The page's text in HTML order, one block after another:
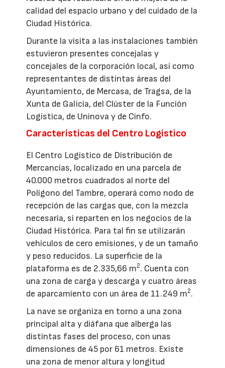
calidad del espacio urbano y del cuidado de la
Ciudad Histórica.
Durante la visita a las instalaciones también
estuvieron presentes concejalas y
concejales de la corporación local, así como
representantes de distintas áreas del
Ayuntamiento, de Mercasa, de Tragsa, de la
Xunta de Galicia, del Clúster de la Función
Logística, de Uninova y de Cinfo.
Características del Centro Logístico
El Centro Logístico de Distribución de
Mercancías, localizado en una parcela de
40.000 metros cuadrados al norte del
Polígono del Tambre, operará como nodo de
recepción de las cargas que, con la mezcla
necesaria, si reparten en los negocios de la
Ciudad Histórica. Para tal fin se utilizarán
vehículos de cero emisiones, y de un tamaño
y peso reducidos. La superficie de la
plataforma es de 2.335,66 m2. Cuenta con
una zona de carga y descarga y cuatro áreas
de aparcamiento con un área de 11.249 m2.
La nave se organiza en torno a una zona
principal alta y diáfana que alberga las
distintas fases del proceso, con unas
dimensiones de 45 por 61 metros. Existe
una zona de menor altura y longitud